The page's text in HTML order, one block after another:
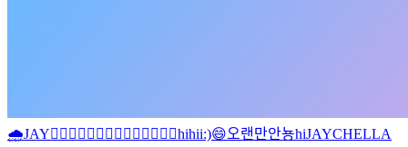
🌧JAY🧛‍♂️🧛‍♂️🧛‍♂️🧛‍♂️🧛‍♂️🧛‍♂️🧛‍♂️hihii:)😄오랜만안뇽hiJAYCHELLA